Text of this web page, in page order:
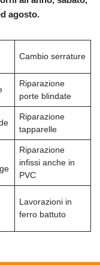
agosto.
Cambio serrature
Riparazione
porte blindate
Riparazione
tapparelle
Riparazione
infissi anche in
PVC
Lavorazioni in
ferro battuto